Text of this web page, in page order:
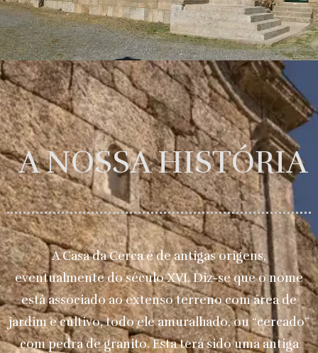
A NOSSA HISTÓRIA
A Casa da Cerca é de antigas origens,
eventualmente do século XVI. Diz-se que o nome
está associado ao extenso terreno com área de
jardim e cultivo, todo ele amuralhado, ou “cercado”
com pedra de granito. Esta terá sido uma antiga